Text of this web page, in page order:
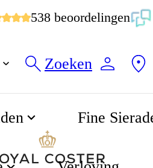
538 beoordelingen
Zoeken
Fine
41mm